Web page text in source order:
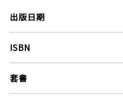
出版日期
ISBN
套書